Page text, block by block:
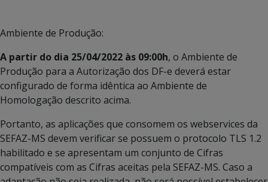
Ambiente de Produção:
A partir do dia 25/04/2022 às 09:00h, o Ambiente de
Produção para a Autorização dos DF-e deverá estar
configurado de forma idêntica ao Ambiente de
Homologação descrito acima.
Portanto, as aplicações que consomem os webservices da
SEFAZ-MS devem verificar se possuem o protocolo TLS 1.2
habilitado e se apresentam um conjunto de Cifras
compatíveis com as Cifras aceitas pela SEFAZ-MS. Caso a